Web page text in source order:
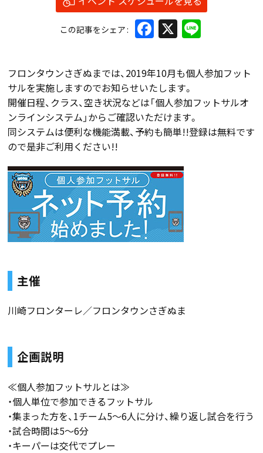
この記事をシェア Facebook
X
フロンタウンさぎぬまでは、2019年10月も個人参加フット
サルを実施しますのでお知らせいたします。
開催日程、クラス、空き状況などは「個人参加フットサルオ
ンラインシステム」からご確認いただけます。
同システムは便利な機能満載、予約も簡単!!登録は無料です
ので是非ご利用ください!!
主催
川崎フロンターレ／フロンタウンさぎぬま
企画説明
≪個人参加フットサルとは≫
・個人単位で参加できるフットサル
・集まった方を、1チーム5～6人に分け、繰り返し試合を行う
・試合時間は5～6分
・キーパーは交代でプレー